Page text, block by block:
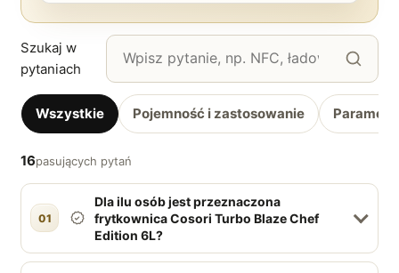
Szukaj w
pytaniach
Wszystkie Pojemność i zastosowanie
16pasujących pytań
01
Dla ilu osób jest przeznaczona
frytkownica Cosori Turbo Blaze Chef
Edition 6L?